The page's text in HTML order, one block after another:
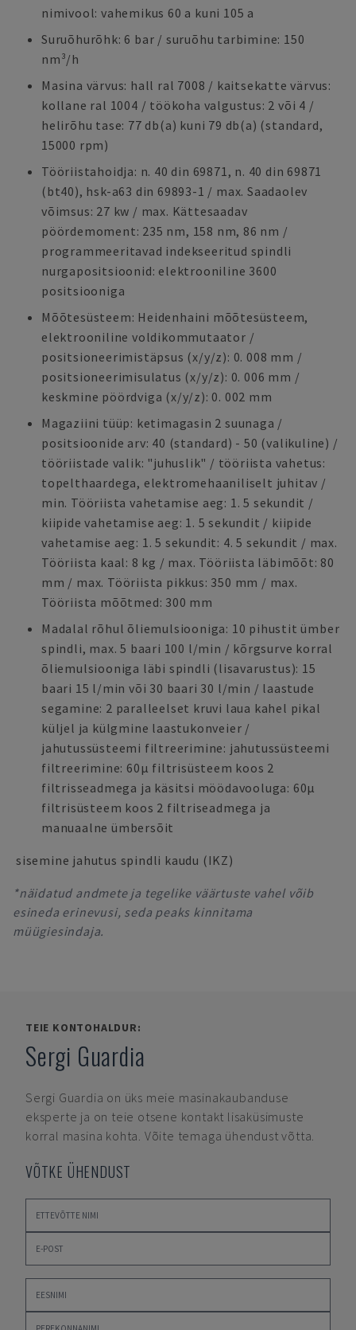
nimivool: vahemikus 60 a kuni 105 a
Suruõhurõhk: 6 bar / suruõhu tarbimine: 150
nm³/h
Masina värvus: hall ral 7008 / kaitsekatte värvus:
kollane ral 1004 / töökoha valgustus: 2 või 4 /
helirõhu tase: 77 db(a) kuni 79 db(a) (standard,
15000 rpm)
Tööriistahoidja: n. 40 din 69871, n. 40 din 69871
(bt40), hsk-a63 din 69893-1 / max. Saadaolev
võimsus: 27 kw / max. Kättesaadav
pöördemoment: 235 nm, 158 nm, 86 nm /
programmeeritavad indekseeritud spindli
nurgapositsioonid: elektrooniline 3600
positsiooniga
Mõõtesüsteem: Heidenhaini mõõtesüsteem,
elektrooniline voldikommutaator /
positsioneerimistäpsus (x/y/z): 0. 008 mm /
positsioneerimisulatus (x/y/z): 0. 006 mm /
keskmine pöördviga (x/y/z): 0. 002 mm
Magaziini tüüp: ketimagasin 2 suunaga /
positsioonide arv: 40 (standard) - 50 (valikuline) /
tööriistade valik: "juhuslik" / tööriista vahetus:
topelthaardega, elektromehaaniliselt juhitav /
min. Tööriista vahetamise aeg: 1. 5 sekundit /
kiipide vahetamise aeg: 1. 5 sekundit / kiipide
vahetamise aeg: 1. 5 sekundit: 4. 5 sekundit / max.
Tööriista kaal: 8 kg / max. Tööriista läbimõõt: 80
mm / max. Tööriista pikkus: 350 mm / max.
Tööriista mõõtmed: 300 mm
Madalal rõhul õliemulsiooniga: 10 pihustit ümber
spindli, max. 5 baari 100 l/min / kõrgsurve korral
õliemulsiooniga läbi spindli (lisavarustus): 15
baari 15 l/min või 30 baari 30 l/min / laastude
segamine: 2 paralleelset kruvi laua kahel pikal
küljel ja külgmine laastukonveier /
jahutussüsteemi filtreerimine: jahutussüsteemi
filtreerimine: 60μ filtrisüsteem koos 2
filtrisseadmega ja käsitsi möödavooluga: 60μ
filtrisüsteem koos 2 filtriseadmega ja
manuaalne ümbersõit
sisemine jahutus spindli kaudu (IKZ)
*näidatud andmete ja tegelike väärtuste vahel võib
esineda erinevusi, seda peaks kinnitama
müügiesindaja.
TEIE KONTOHALDUR:
Sergi Guardia
Sergi Guardia on üks meie masinakaubanduse
eksperte ja on teie otsene kontakt lisaküsimuste
korral masina kohta. Võite temaga ühendust võtta.
VÕTKE ÜHENDUST